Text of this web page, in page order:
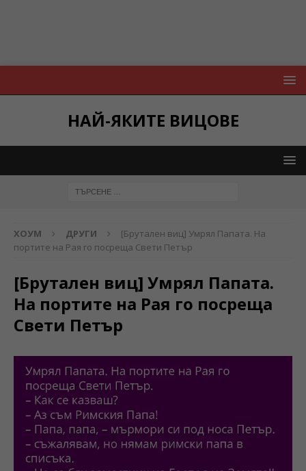
НАЙ-ЯКИТЕ ВИЦОВЕ
ХОУМ ДРУГИ
[Брутален виц] Умрял Папата. На
портите на Рая го посреща Свети Петър
[Брутален виц] Умрял Папата.
На портите на Рая го посреща
Свети Петър